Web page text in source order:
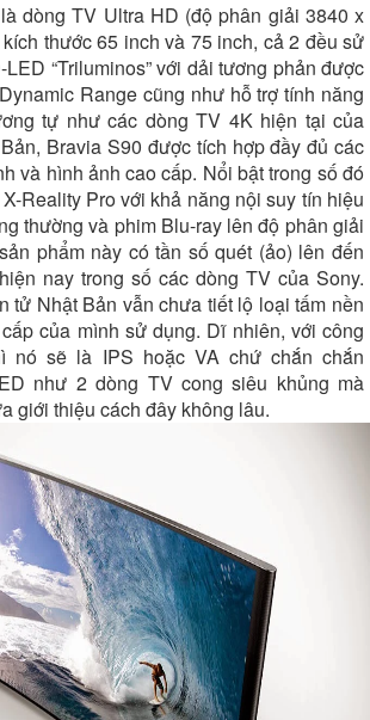
dòng TV Ultra HD (độ phân giải 3840 x
thước 65 inch và 75 inch, cả 2 đều sử
“Triluminos” với dải tương phản được
Range cũng như hỗ trợ tính năng
tự như các dòng TV 4K hiện tại của
Bravia S90 được tích hợp đầy đủ các
và hình ảnh cao cấp. Nổi bật trong số đó
Reality Pro với khả năng nội suy tín hiệu
thường và phim Blu-ray lên độ phân giải
phẩm này có tần số quét (ảo) lên đến
nay trong số các dòng TV của Sony.
tử Nhật Bản vẫn chưa tiết lộ loại tấm nền
của mình sử dụng. Dĩ nhiên, với công
nó sẽ là IPS hoặc VA chứ chắn chắn
như 2 dòng TV cong siêu khủng mà
giới thiệu cách đây không lâu.